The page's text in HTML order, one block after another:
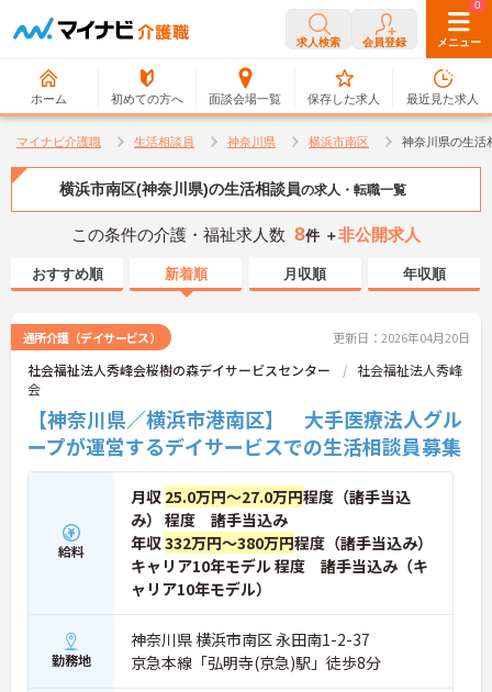
求人検索 会員登録 メニュー
ホーム 初めての方へ 面談会場一覧
0
保存した求人
0
最近見た求人
マイナビ介護職 生活相談員 神奈川県 横浜市南区 神奈川県の生活
横浜市南区(神奈川県)の生活相談員の求人・転職一覧
この条件の介護・福祉求人数 8件 ＋非公開求人
おすすめ順 新着順 月収順 年収順
通所介護（デイサービス） 更新日：2026年04月20日
社会福祉法人秀峰会桜樹の森デイサービスセンター
社会福祉法人秀峰
会
【神奈川県／横浜市港南区】 大手医療法人グル
ープが運営するデイサービスでの生活相談員募集
給料
月収 25.0万円～27.0万円程度（諸手当込
み） 程度 諸手当込み
年収332万円～380万円程度（諸手当込み）
キャリア10年モデル 程度 諸手当込み（キ
ャリア10年モデル）
勤務地
神奈川県 横浜市南区 永田南1-2-37
京急本線「弘明寺(京急)駅」徒歩8分